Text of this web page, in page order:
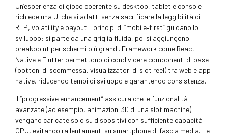
Un’esperienza di gioco coerente su desktop, tablet e console
richiede una UI che si adatti senza sacrificare la leggibilità di
RTP, volatility e payout. I principi di “mobile‑first” guidano lo
sviluppo: si parte da una griglia fluida, poi si aggiungono
breakpoint per schermi più grandi. Framework come React
Native e Flutter permettono di condividere componenti di base
(bottoni di scommessa, visualizzatori di slot reel) tra web e app
native, riducendo tempi di sviluppo e garantendo consistenza.
Il “progressive enhancement” assicura che le funzionalità
avanzate (ad esempio, animazioni 3D di una slot machine)
vengano caricate solo su dispositivi con sufficiente capacità
GPU, evitando rallentamenti su smartphone di fascia media. Le